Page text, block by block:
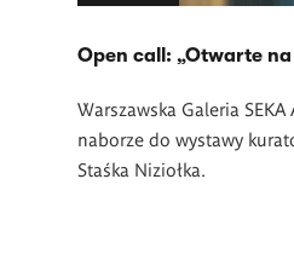
Open call: „Otwarte na
Warszawska Galeria
naborze do wystawy
Staśka Niziołka.